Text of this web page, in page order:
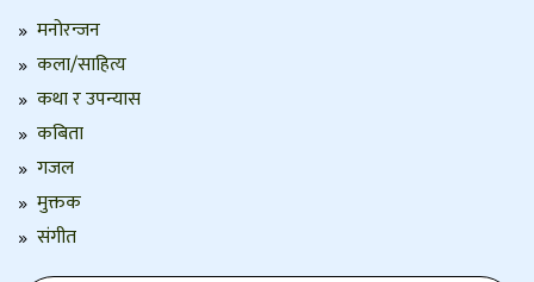
मनोरन्जन
कला/साहित्य
कथा र उपन्यास
कबिता
गजल
मुक्तक
संगीत